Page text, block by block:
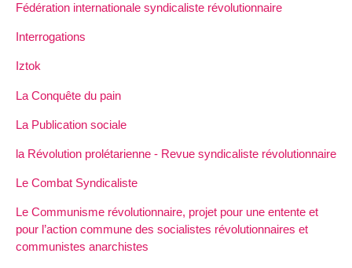
Fédération internationale syndicaliste révolutionnaire
Interrogations
Iztok
La Conquête du pain
La Publication sociale
la Révolution prolétarienne - Revue syndicaliste révolutionnaire
Le Combat Syndicaliste
Le Communisme révolutionnaire, projet pour une entente et
pour l’action commune des socialistes révolutionnaires et
communistes anarchistes